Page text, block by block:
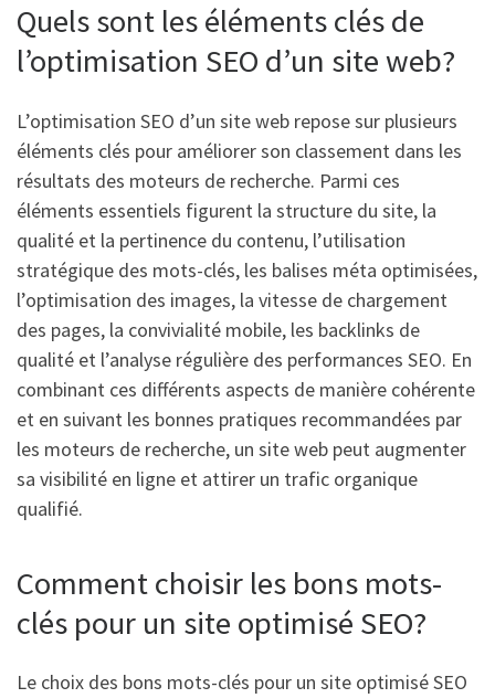
Quels sont les éléments clés de
l’optimisation SEO d’un site web?
L’optimisation SEO d’un site web repose sur plusieurs
éléments clés pour améliorer son classement dans les
résultats des moteurs de recherche. Parmi ces
éléments essentiels figurent la structure du site, la
qualité et la pertinence du contenu, l’utilisation
stratégique des mots-clés, les balises méta optimisées,
l’optimisation des images, la vitesse de chargement
des pages, la convivialité mobile, les backlinks de
qualité et l’analyse régulière des performances SEO. En
combinant ces différents aspects de manière cohérente
et en suivant les bonnes pratiques recommandées par
les moteurs de recherche, un site web peut augmenter
sa visibilité en ligne et attirer un trafic organique
qualifié.
Comment choisir les bons mots-
clés pour un site optimisé SEO?
Le choix des bons mots-clés pour un site optimisé SEO